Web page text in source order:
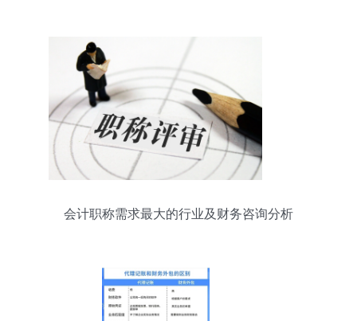
会计职称需求最大的行业及财务咨询分析